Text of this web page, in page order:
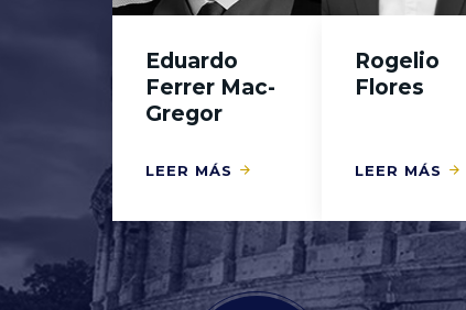
Eduardo
Ferrer Mac-
Gregor
LEER MÁS
Rogelio
Flores
LEER MÁS